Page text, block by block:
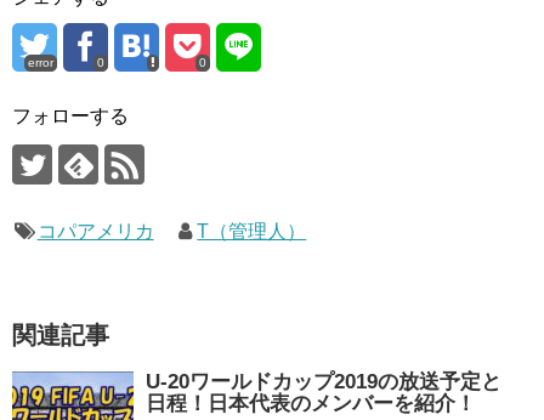
error 0 0
フォローする
コパアメリカ T（管理人）
関連記事
U-20ワールドカップ2019の放送予定と
日程！日本代表のメンバーを紹介！